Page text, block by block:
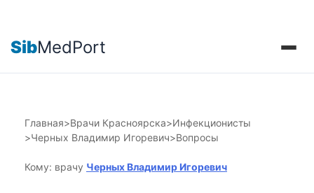
SibMedPort
Главная>Врачи Красноярска>Инфекционисты
>Черных Владимир Игоревич>Вопросы
Кому: врачу Черных Владимир Игоревич